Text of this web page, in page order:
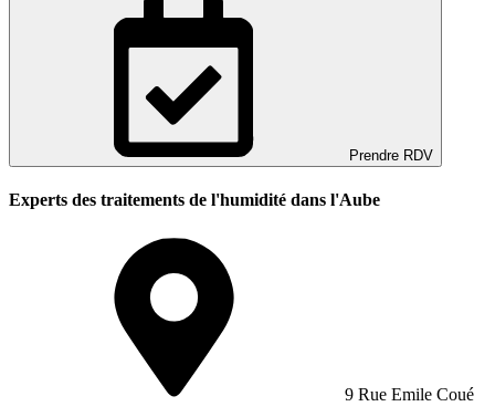
Prendre RDV
Experts des traitements de l'humidité dans l'Aube
9 Rue Emile Coué